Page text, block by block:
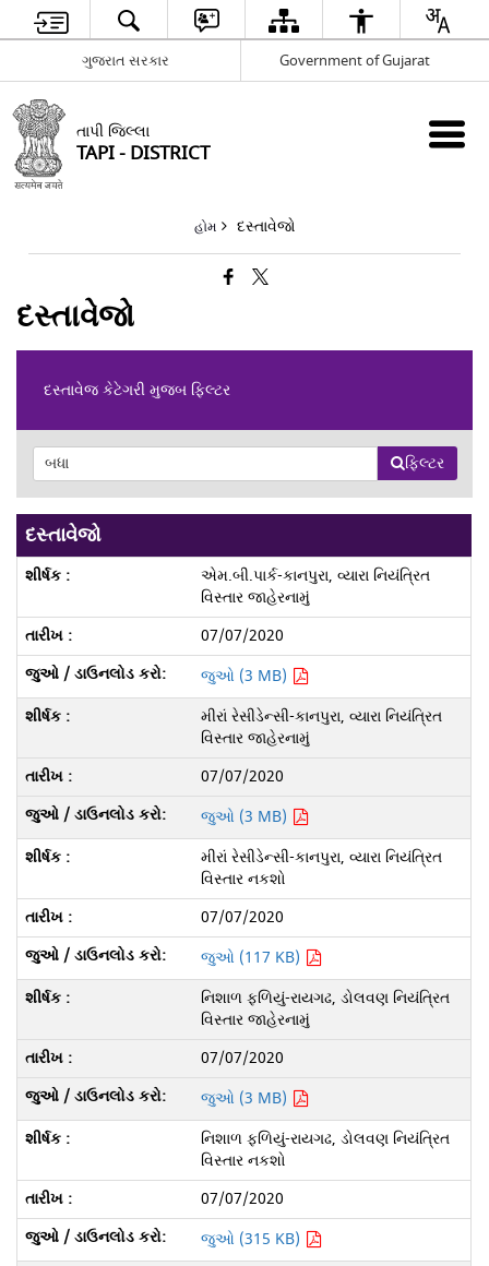
ગુજરાત સરકાર Government of Gujarat
તાપી જિલ્લા
TAPI - DISTRICT
હોમ દસ્તાવેજો
દસ્તાવેજો
દસ્તાવેજ કેટેગરી મુજબ ફિલ્ટર
ફિલ્ટર
દસ્તાવેજો
એમ.બી.પાર્ક-કાનપુરા, વ્યારા નિયંત્રિત
વિસ્તાર જાહેરનામું
07/07/2020
જુઓ (3 MB)
મીરાં રેસીડેન્સી-કાનપુરા, વ્યારા નિયંત્રિત
વિસ્તાર જાહેરનામું
07/07/2020
જુઓ (3 MB)
મીરાં રેસીડેન્સી-કાનપુરા, વ્યારા નિયંત્રિત
વિસ્તાર નકશો
07/07/2020
જુઓ (117 KB)
નિશાળ ફળિયું-રાયગઢ, ડોલવણ નિયંત્રિત
વિસ્તાર જાહેરનામું
07/07/2020
જુઓ (3 MB)
નિશાળ ફળિયું-રાયગઢ, ડોલવણ નિયંત્રિત
વિસ્તાર નકશો
07/07/2020
જુઓ (315 KB)